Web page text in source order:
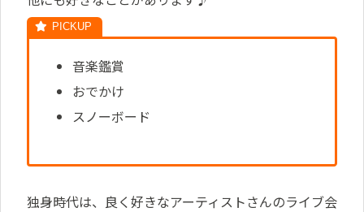
音楽鑑賞
おでかけ
スノーボード
独身時代は、良く好きなアーティストさんのライブ会